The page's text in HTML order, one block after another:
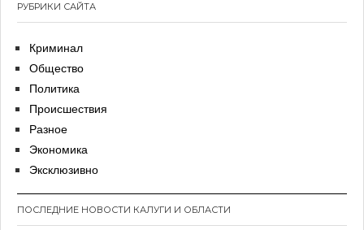
РУБРИКИ САЙТА
Криминал
Общество
Политика
Происшествия
Разное
Экономика
Эксклюзивно
ПОСЛЕДНИЕ НОВОСТИ КАЛУГИ И ОБЛАСТИ